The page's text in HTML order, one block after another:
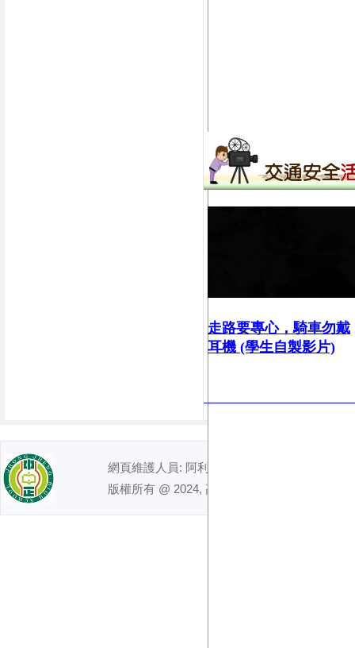
走路要專心，騎車勿戴
耳機 (學生自製影片)
網頁維護人員: 阿利｜ 電話 : (07)7491992
版權所有 @ 2024, 高雄市立中正高級中學. All